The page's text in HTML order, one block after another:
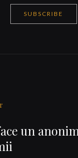
SUBSCRIBE
un